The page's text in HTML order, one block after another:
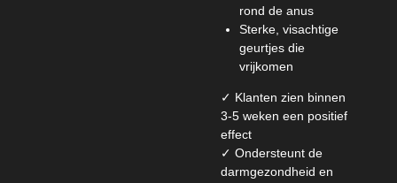
rond de anus
Sterke, visachtige
geurtjes die
vrijkomen
✓ Klanten zien binnen
3-5 weken een positief
effect
✓ Ondersteunt de
darmgezondheid en